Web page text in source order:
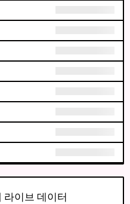
라이브 데이터